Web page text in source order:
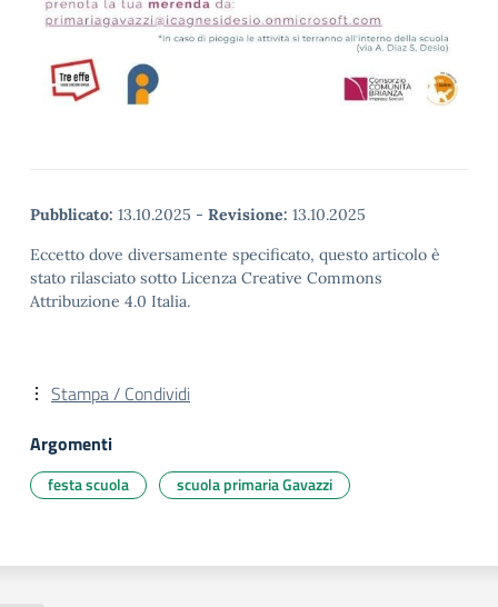
Pubblicato: 13.10.2025 - Revisione: 13.10.2025
Eccetto dove diversamente specificato, questo articolo è
stato rilasciato sotto Licenza Creative Commons
Attribuzione 4.0 Italia.
Stampa / Condividi
Argomenti
festa scuola scuola primaria Gavazzi